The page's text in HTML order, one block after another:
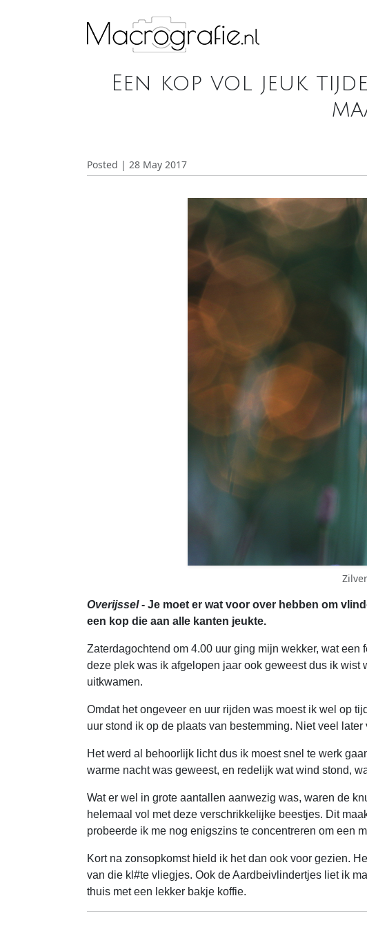
Een kop vol jeuk
Posted | 28 May 2017
Overijssel- Je moet er wat voor over hebben om
een kop die aan alle kanten jeukte.
Zaterdagochtend om 4.00 uur ging mijn wekker, wat
deze plek was ik afgelopen jaar ook geweest dus ik wist
uitkwamen.
Omdat het ongeveer en uur rijden was moest ik wel op
uur stond ik op de plaats van bestemming. Niet veel
Het werd al behoorlijk licht dus ik moest snel te werk
warme nacht was geweest, en redelijk wat wind stond,
Wat er wel in grote aantallen aanwezig was, waren de
helemaal vol met deze verschrikkelijke beestjes. Dit
probeerde ik me nog enigszins te concentreren om een
Kort na zonsopkomst hield ik het dan ook voor gezien.
van die kl#te vliegjes. Ook de Aardbeivlindertjes liet ik
thuis met een lekker bakje koffie.